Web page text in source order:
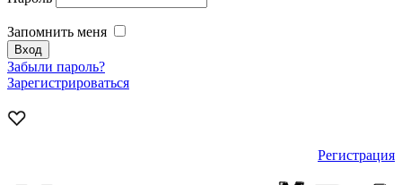
Запомнить меня
Забыли пароль?
Зарегистрироваться
Регистрация